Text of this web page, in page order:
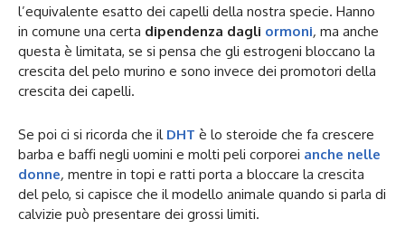
l’equivalente esatto dei capelli della nostra specie. Hanno
in comune una certa dipendenza dagli ormoni, ma anche
questa è limitata, se si pensa che gli estrogeni bloccano la
crescita del pelo murino e sono invece dei promotori della
crescita dei capelli.
Se poi ci si ricorda che il DHT è lo steroide che fa crescere
barba e baffi negli uomini e molti peli corporei anche nelle
donne, mentre in topi e ratti porta a bloccare la crescita
del pelo, si capisce che il modello animale quando si parla di
calvizie può presentare dei grossi limiti.